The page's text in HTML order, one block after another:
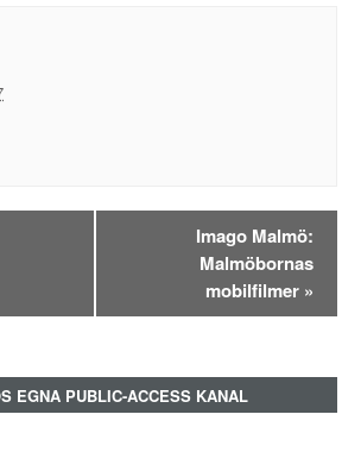
Imago Malmö:
Malmöbornas
mobilfilmer »
EGNA PUBLIC-ACCESS KANAL